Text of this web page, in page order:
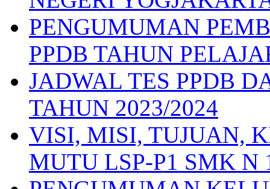
PENGUMUMAN
PPDB TAHUN
JADWAL TES PPDB
TAHUN 2023/2024
VISI, MISI, TUJUAN,
MUTU LSP-P1 SMK N